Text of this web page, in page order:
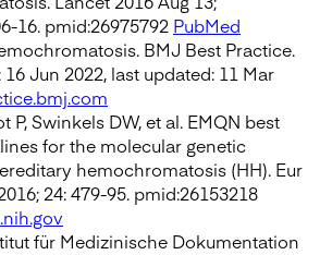
16. pmid:26975792 PubMed
BMJ Best Practice.
Jun 2022, last updated: 11 Mar
P, Swinkels DW, et al. EMQN best
for the molecular genetic
hemochromatosis (HH). Eur
24: 479-95. pmid:26153218
für Medizinische Dokumentation